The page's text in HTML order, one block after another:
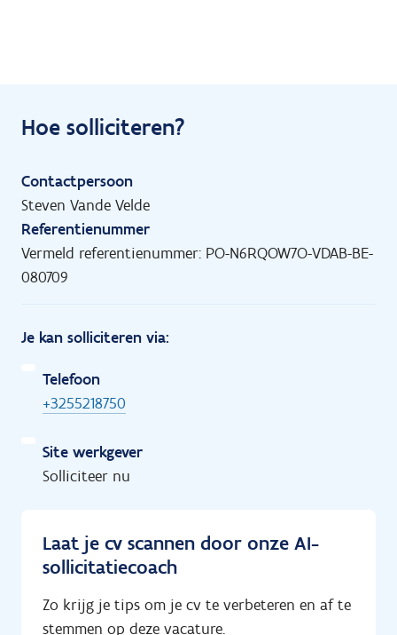
Hoe solliciteren?
Contactpersoon
Steven Vande Velde
Referentienummer
Vermeld referentienummer: PO-N6RQOW7O-VDAB-BE-
080709
Je kan solliciteren via:
Telefoon
+3255218750
Site werkgever
Solliciteer nu
Laat je cv scannen door onze AI-
sollicitatiecoach
Zo krijg je tips om je cv te verbeteren en af te
stemmen op deze vacature.